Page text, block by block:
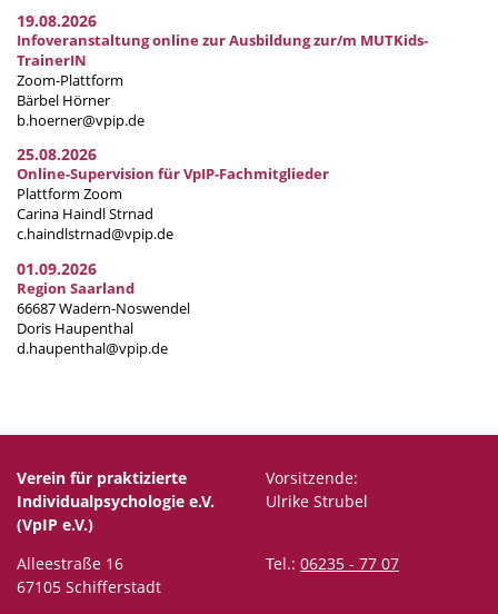
19.08.2026
Infoveranstaltung online zur Ausbildung zur/m MUTKids-
TrainerIN
Zoom-Plattform
Bärbel Hörner
b.hoerner@vpip.de
25.08.2026
Online-Supervision für VpIP-Fachmitglieder
Plattform Zoom
Carina Haindl Strnad
c.haindlstrnad@vpip.de
01.09.2026
Region Saarland
66687 Wadern-Noswendel
Doris Haupenthal
d.haupenthal@vpip.de
Verein für praktizierte
Individualpsychologie e.V.
(VpIP e.V.)
Vorsitzende:
Ulrike Strubel
Alleestraße 16
67105 Schifferstadt
Tel.: 06235 - 77 07